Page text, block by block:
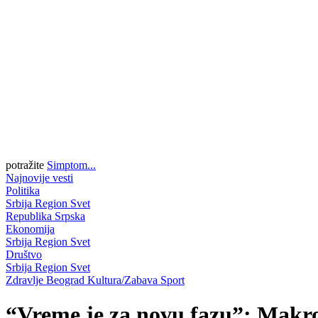
potražite Simptom...
Najnovije vesti
Politika
Srbija Region Svet
Republika Srpska
Ekonomija
Srbija Region Svet
Društvo
Srbija Region Svet
Zdravlje Beograd Kultura/Zabava Sport